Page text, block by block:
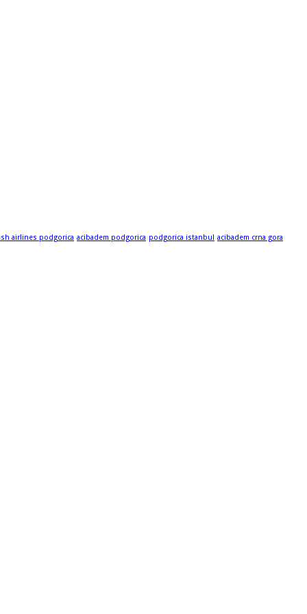
airlines podgorica acibadem podgorica podgorica istanbul acibadem crna gora